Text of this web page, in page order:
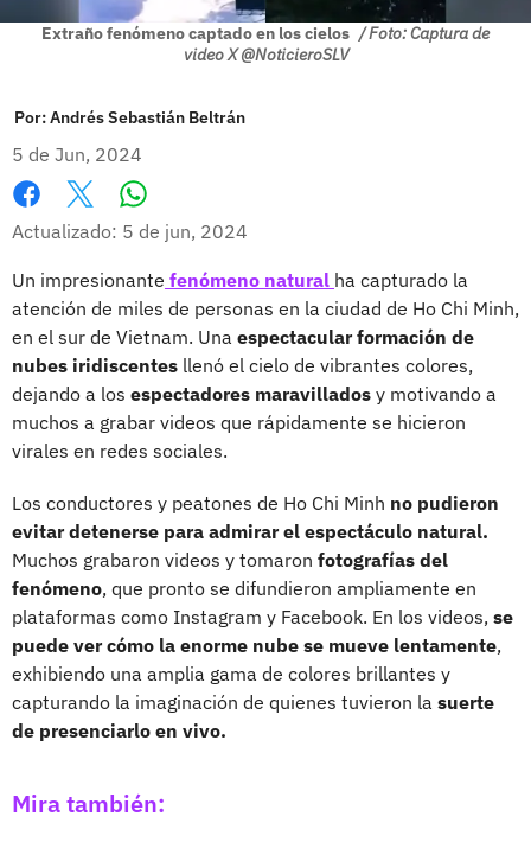
Extraño fenómeno captado en los cielos / Foto: Captura de
video X @NoticieroSLV
Por:Andrés Sebastián Beltrán
5 de Jun, 2024
Facebook
X
Actualizado: 5 de jun, 2024
Un impresionante fenómeno natural ha capturado la
atención de miles de personas en la ciudad de Ho Chi Minh,
en el sur de Vietnam. Una espectacular formación de
nubes iridiscentes llenó el cielo de vibrantes colores,
dejando a los espectadores maravillados y motivando a
muchos a grabar videos que rápidamente se hicieron
virales en redes sociales.
Los conductores y peatones de Ho Chi Minh no pudieron
evitar detenerse para admirar el espectáculo natural.
Muchos grabaron videos y tomaron fotografías del
fenómeno, que pronto se difundieron ampliamente en
plataformas como Instagram y Facebook. En los videos, se
puede ver cómo la enorme nube se mueve lentamente,
exhibiendo una amplia gama de colores brillantes y
capturando la imaginación de quienes tuvieron la suerte
de presenciarlo en vivo.
Mira también: